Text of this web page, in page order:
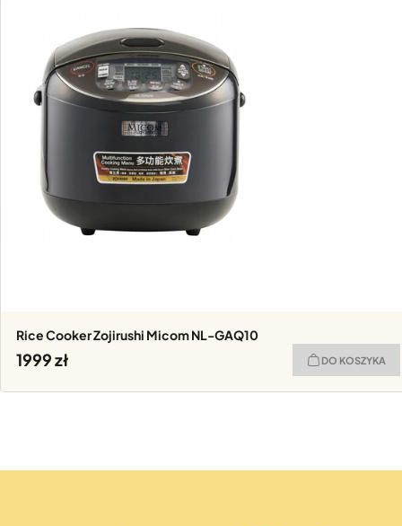
Rice Cooker Zojirushi Micom NL-GAQ10
1999 DO KOSZYKA